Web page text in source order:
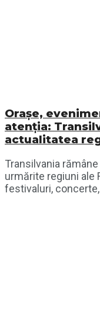
Orașe,
atenția:
actualitatea
Transilvania
urmărite regiuni ale
festivaluri,